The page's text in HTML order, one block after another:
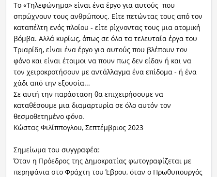
Το «Τηλεφώνημα» είναι ένα έργο για αυτούς που
σπρώχνουν τους ανθρώπους. Είτε πετώντας τους από τον
καταπέλτη ενός πλοίου - είτε ρίχνοντας τους μια ατομική
βόμβα. Αλλά κυρίως, όπως σε όλα τα τελευταία έργα του
Τριαρίδη, είναι ένα έργο για αυτούς που βλέπουν τον
φόνο και είναι έτοιμοι να πουν πως δεν είδαν ή και να
τον χειροκροτήσουν με αντάλλαγμα ένα επίδομα - ή ένα
χάδι από την εξουσία...
Σε αυτή την παράσταση θα επιχειρήσουμε να
καταθέσουμε μια διαμαρτυρία σε όλο αυτόν τον
θεσμοθετημένο φόνο.
Κώστας Φιλίππογλου, Σεπτέμβριος 2023
Σημείωμα του συγγραφέα:
Όταν η Πρόεδρος της Δημοκρατίας φωτογραφίζεται με
περηφάνια στο Φράχτη του Έβρου, όταν ο Πρωθυπουργός